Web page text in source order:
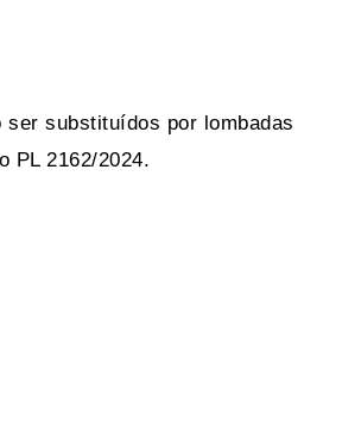
ser substituídos por lombadas
PL 2162/2024.